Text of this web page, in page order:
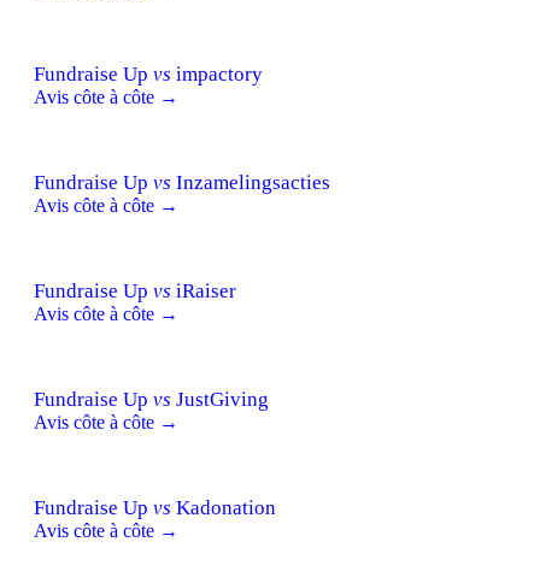
Fundraise Up vs impactory
Avis côte à côte →
Fundraise Up vs Inzamelingsacties
Avis côte à côte →
Fundraise Up vs iRaiser
Avis côte à côte →
Fundraise Up vs JustGiving
Avis côte à côte →
Fundraise Up vs Kadonation
Avis côte à côte →